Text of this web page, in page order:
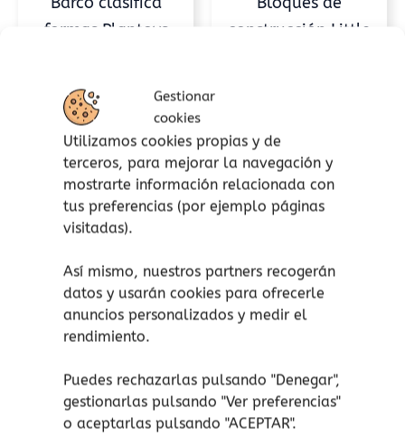
Gestionar
cookies
Utilizamos cookies propias y de
terceros, para mejorar la navegación y
mostrarte información relacionada con
tus preferencias (por ejemplo páginas
visitadas).
Así mismo, nuestros partners recogerán
datos y usarán cookies para ofrecerle
anuncios personalizados y medir el
rendimiento.
Puedes rechazarlas pulsando "Denegar",
gestionarlas pulsando "Ver preferencias"
o aceptarlas pulsando "ACEPTAR".
formas Plantoys
Añadir al carrito
Añadir a lista de
deseos
construcción Little
Pequeña granja
Añadir al carrito
la